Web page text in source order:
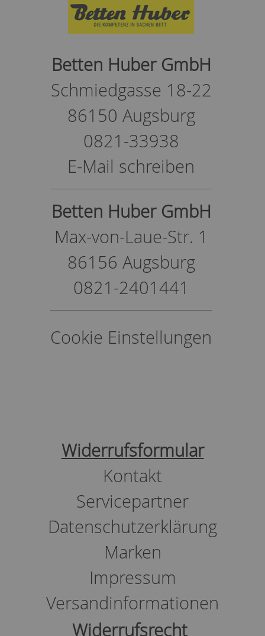
Betten Huber GmbH
Schmiedgasse 18-22
86150 Augsburg
0821-33938
E-Mail schreiben
Betten Huber GmbH
Max-von-Laue-Str. 1
86156 Augsburg
0821-2401441
Cookie Einstellungen
Widerrufsformular
Kontakt
Servicepartner
Datenschutzerklärung
Marken
Impressum
Versandinformationen
Widerrufsrecht